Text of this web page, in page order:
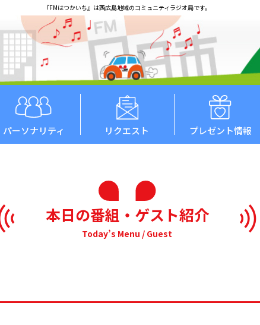
『FMはつかいち』は西広島地域のコミュニティラジオ局です。
パーソナリティ リクエスト プレゼント情報
本日の番組・ゲスト紹介
Today’s Menu / Guest